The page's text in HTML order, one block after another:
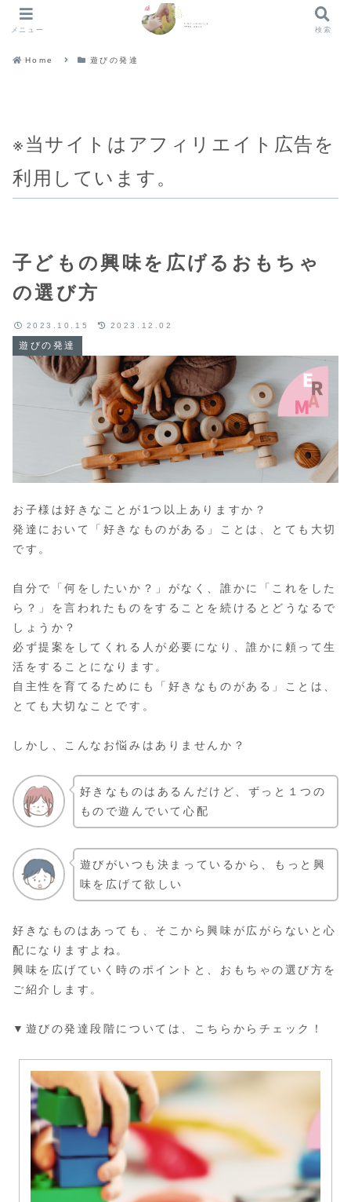
Home 遊びの発達
子どもの興味を広げるおもちゃ
の選び方
※当サイトはアフィリエイト広告を
利用しています。
遊びの発達
2023.10.15 2023.12.02
お子様は好きなことが1つ以上ありますか？
発達において「好きなものがある」ことは、とても大切
です。
自分で「何をしたいか？」がなく、誰かに「これをした
ら？」を言われたものをすることを続けるとどうなるで
しょうか？
必ず提案をしてくれる人が必要になり、誰かに頼って生
活をすることになります。
自主性を育てるためにも「好きなものがある」ことは、
とても大切なことです。
しかし、こんなお悩みはありませんか？
好きなものはあるんだけど、ずっと１つの
もので遊んでいて心配
遊びがいつも決まっているから、もっと興
味を広げて欲しい
好きなものはあっても、そこから興味が広がらないと心
配になりますよね。
興味を広げていく時のポイントと、おもちゃの選び方を
ご紹介します。
▼遊びの発達段階については、こちらからチェック！
メニュー 検索